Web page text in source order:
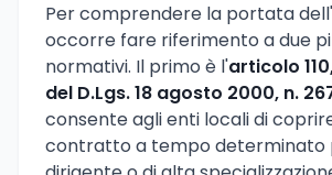
Per comprendere la portata
occorre fare riferimento a due
normativi. Il primo è l'articolo
del D.Lgs. 18 agosto 2000, n.
consente agli enti locali di
contratto a tempo determinato